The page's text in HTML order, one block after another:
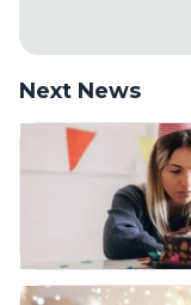
Next News